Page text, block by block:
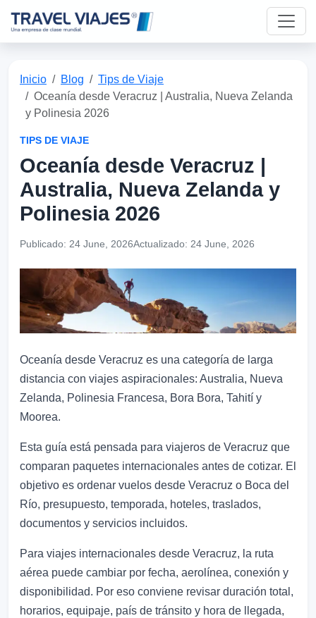
Inicio Blog
Tips de Viaje
Oceanía desde Veracruz | Australia, Nueva Zelanda
y Polinesia 2026
TIPS DE VIAJE
Oceanía desde Veracruz |
Australia, Nueva Zelanda y
Polinesia 2026
Publicado: 24 June, 2026Actualizado: 24 June, 2026
Oceanía desde Veracruz es una categoría de larga
distancia con viajes aspiracionales: Australia, Nueva
Zelanda, Polinesia Francesa, Bora Bora, Tahití y
Moorea.
Esta guía está pensada para viajeros de Veracruz que
comparan paquetes internacionales antes de cotizar. El
objetivo es ordenar vuelos desde Veracruz o Boca del
Río, presupuesto, temporada, hoteles, traslados,
documentos y servicios incluidos.
Para viajes internacionales desde Veracruz, la ruta
aérea puede cambiar por fecha, aerolínea, conexión y
disponibilidad. Por eso conviene revisar duración total,
horarios, equipaje, país de tránsito y hora de llegada,